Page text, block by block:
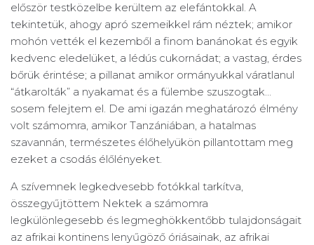
először testközelbe kerültem az elefántokkal. A
tekintetük, ahogy apró szemeikkel rám néztek; amikor
mohón vették el kezemből a finom banánokat és egyik
kedvenc eledelüket, a lédús cukornádat; a vastag, érdes
bőrük érintése; a pillanat amikor ormányukkal váratlanul
“átkarolták” a nyakamat és a fülembe szuszogtak…
sosem felejtem el. De ami igazán meghatározó élmény
volt számomra, amikor Tanzániában, a hatalmas
szavannán, természetes élőhelyükön pillantottam meg
ezeket a csodás élőlényeket.
A szívemnek legkedvesebb fotókkal tarkítva,
összegyűjtöttem Nektek a számomra
legkülönlegesebb és legmeghökkentőbb tulajdonságait
az afrikai kontinens lenyűgöző óriásainak, az afrikai